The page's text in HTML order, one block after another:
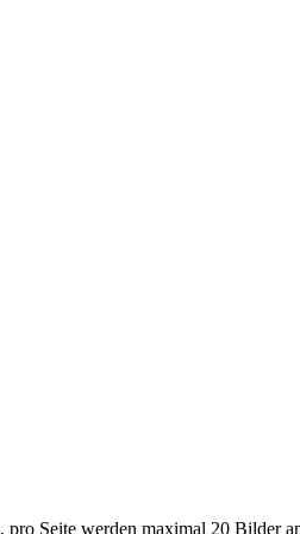
pro Seite werden maximal 20 Bilder